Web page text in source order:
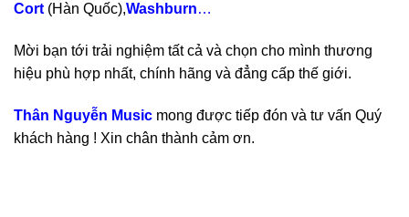
Cort (Hàn Quốc),Washburn…
Mời bạn tới trải nghiệm tất cả và chọn cho mình thương
hiệu phù hợp nhất, chính hãng và đẳng cấp thế giới.
Thân Nguyễn Music mong được tiếp đón và tư vấn Quý
khách hàng ! Xin chân thành cảm ơn.